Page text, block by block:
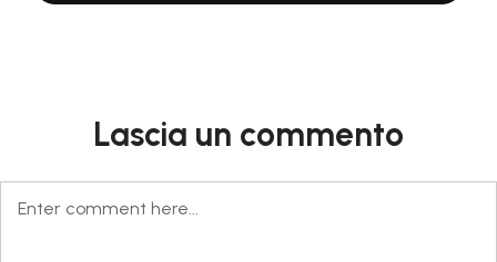
Lascia un commento